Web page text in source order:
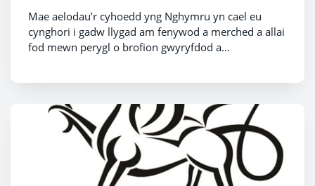
Mae aelodau’r cyhoedd yng Nghymru yn cael eu
cynghori i gadw llygad am fenywod a merched a allai
fod mewn perygl o brofion gwyryfdod a